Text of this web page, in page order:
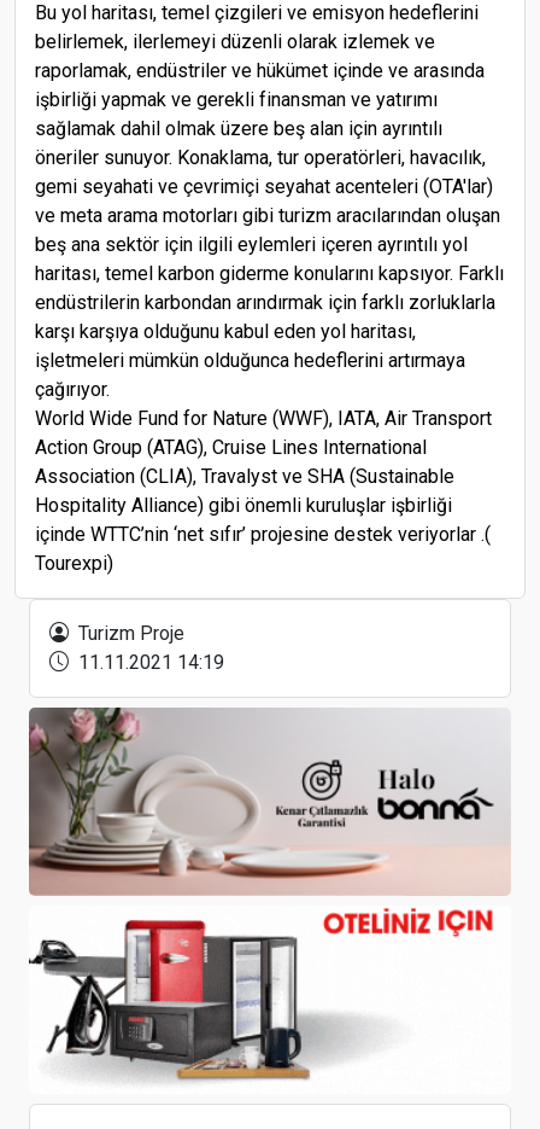
Bu yol haritası, temel çizgileri ve emisyon hedeflerini
belirlemek, ilerlemeyi düzenli olarak izlemek ve
raporlamak, endüstriler ve hükümet içinde ve arasında
işbirliği yapmak ve gerekli finansman ve yatırımı
sağlamak dahil olmak üzere beş alan için ayrıntılı
öneriler sunuyor. Konaklama, tur operatörleri, havacılık,
gemi seyahati ve çevrimiçi seyahat acenteleri (OTA'lar)
ve meta arama motorları gibi turizm aracılarından oluşan
beş ana sektör için ilgili eylemleri içeren ayrıntılı yol
haritası, temel karbon giderme konularını kapsıyor. Farklı
endüstrilerin karbondan arındırmak için farklı zorluklarla
karşı karşıya olduğunu kabul eden yol haritası,
işletmeleri mümkün olduğunca hedeflerini artırmaya
çağırıyor.
World Wide Fund for Nature (WWF), IATA, Air Transport
Action Group (ATAG), Cruise Lines International
Association (CLIA), Travalyst ve SHA (Sustainable
Hospitality Alliance) gibi önemli kuruluşlar işbirliği
içinde WTTC’nin ‘net sıfır’ projesine destek veriyorlar .(
Tourexpi)
Turizm Proje
11.11.2021 14:19
SunExpress, 680 Bin Yolcu Taşıdı
CABA İnşaat Enerji Turizm’in, İstanbul, Fatih’e
planladığı otel için ÇED süreci başladı
Uzay turizmi raporuna göre konaklama 9.5 milyon
dolardan başlayacak